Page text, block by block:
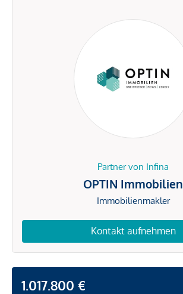
Partner von Infina
OPTIN Immobilien
Immobilienmakler
Kontakt aufnehmen
1.017.800 €